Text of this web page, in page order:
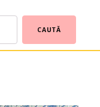
CAUTĂ